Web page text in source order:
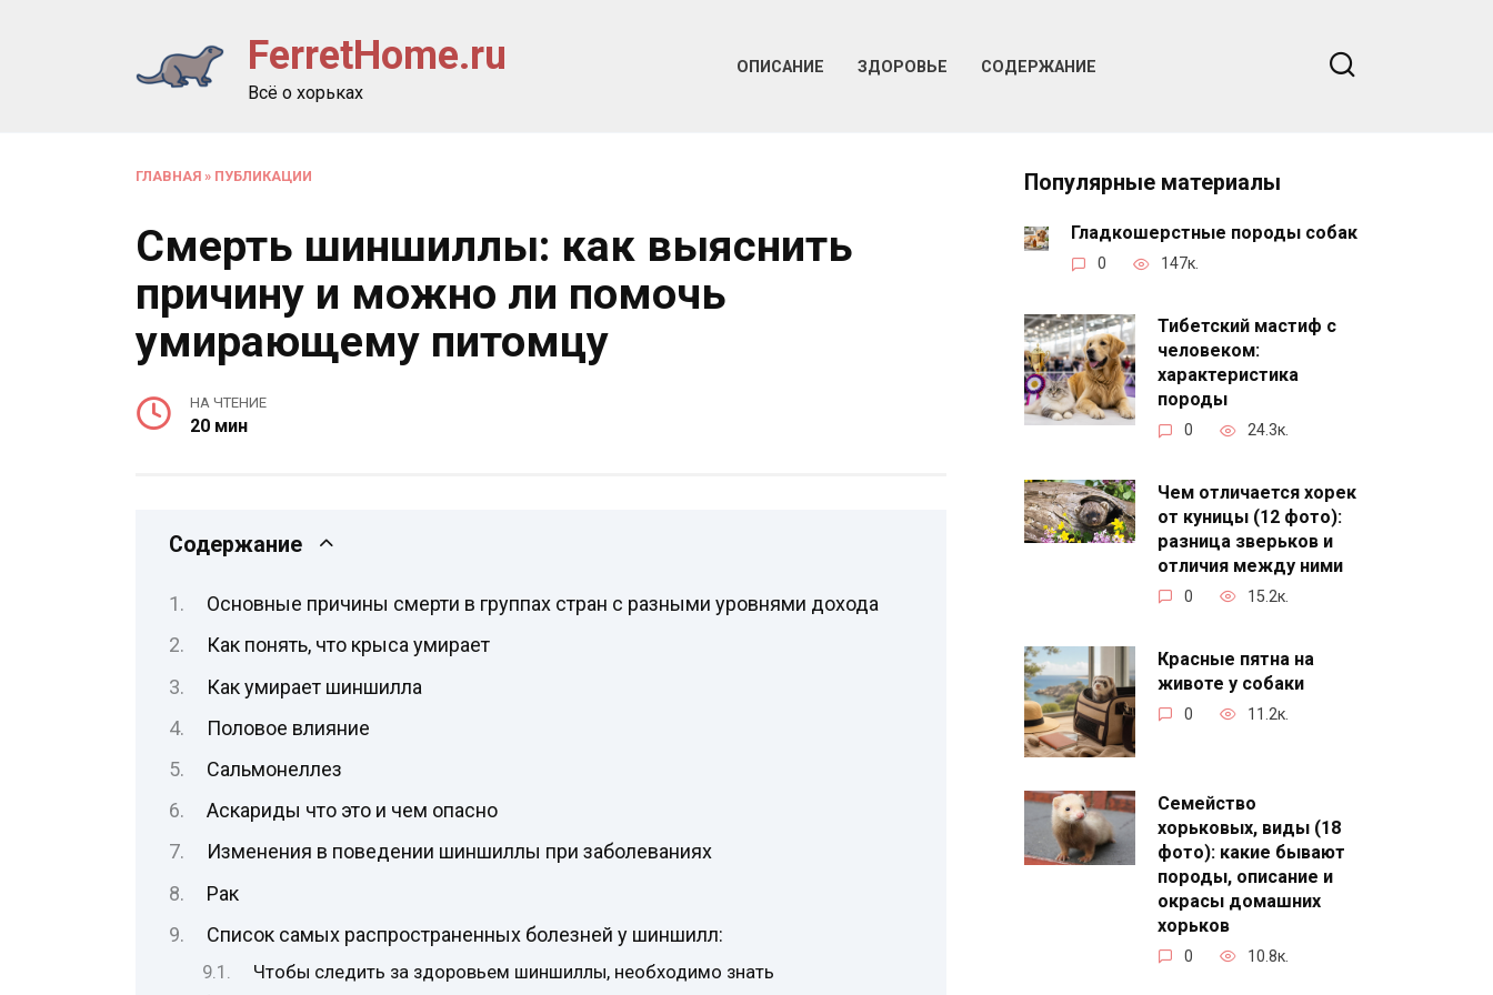
FerretHome.ru
Всё о хорьках
ОПИСАНИЕ ЗДОРОВЬЕ СОДЕРЖАНИЕ
ГЛАВНАЯ » ПУБЛИКАЦИИ
Смерть шиншиллы: как выяснить
причину и можно ли помочь
умирающему питомцу
НА ЧТЕНИЕ
20 мин
Содержание
Основные причины смерти в группах стран с разными уровнями дохода
Как понять, что крыса умирает
Как умирает шиншилла
Половое влияние
Сальмонеллез
Аскариды что это и чем опасно
Изменения в поведении шиншиллы при заболеваниях
Рак
Список самых распространенных болезней у шиншилл:
Чтобы следить за здоровьем шиншиллы, необходимо знать
Популярные материалы
Гладкошерстные породы собак
0 147к.
Тибетский мастиф с
человеком:
характеристика
породы
0 24.3к.
Чем отличается хорек
от куницы (12 фото):
разница зверьков и
отличия между ними
0 15.2к.
Красные пятна на
животе у собаки
0 11.2к.
Семейство
хорьковых, виды (18
фото): какие бывают
породы, описание и
окрасы домашних
хорьков
0 10.8к.